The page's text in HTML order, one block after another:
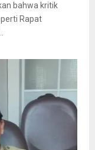
bahwa kritik
Rapat